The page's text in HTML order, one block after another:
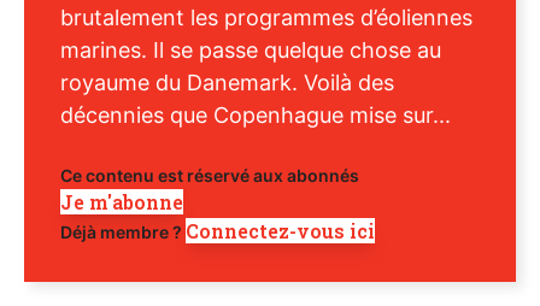
brutalement les programmes d’éoliennes
marines. Il se passe quelque chose au
royaume du Danemark. Voilà des
décennies que Copenhague mise sur...
Ce contenu est réservé aux abonnés
Je m'abonne
Déjà membre ? Connectez-vous ici